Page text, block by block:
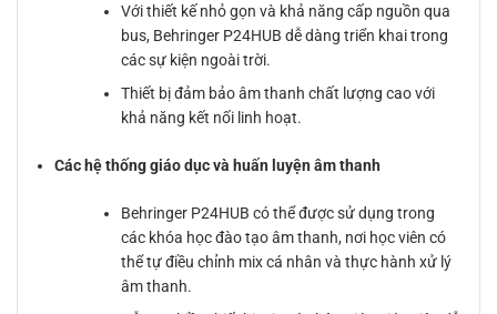
Với thiết kế nhỏ gọn và khả năng cấp nguồn qua
bus, Behringer P24HUB dễ dàng triển khai trong
các sự kiện ngoài trời.
Thiết bị đảm bảo âm thanh chất lượng cao với
khả năng kết nối linh hoạt.
Các hệ thống giáo dục và huấn luyện âm thanh
Behringer P24HUB có thể được sử dụng trong
các khóa học đào tạo âm thanh, nơi học viên có
thể tự điều chỉnh mix cá nhân và thực hành xử lý
âm thanh.